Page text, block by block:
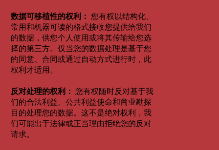
数据可移植性的权利： 您有权以结构化、
常用和机器可读的格式接收您提供给我们
的数据，供您个人使用或将其传输给您选
择的第三方。仅当您的数据处理是基于您
的同意、合同或通过自动方式进行时，此
权利才适用。
反对处理的权利： 您有权随时反对基于我
们的合法利益、公共利益使命和商业勘探
目的处理您的数据。这不是绝对权利，我
们可能出于法律或正当理由拒绝您的反对
请求。